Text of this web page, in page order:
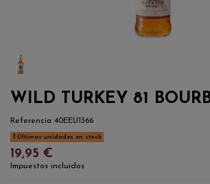
WILD TURKEY 81
Referencia 40EEU1366
Últimas unidades en stock
19,95 €
Impuestos incluidos